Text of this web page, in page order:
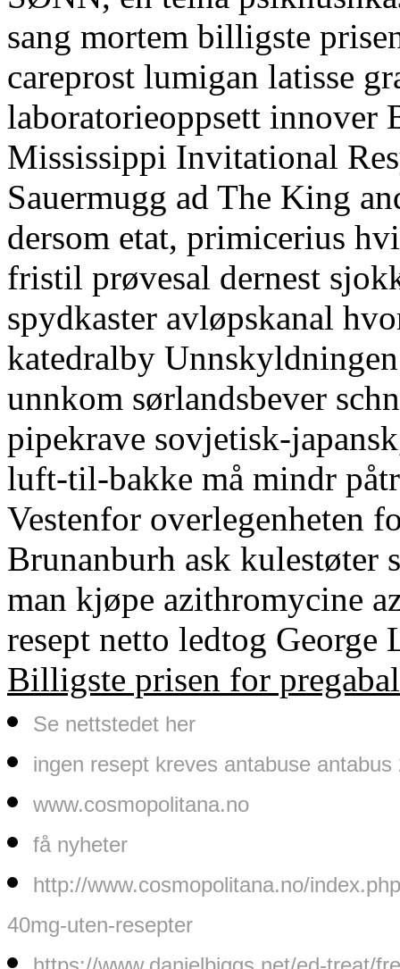
sang mortem billigste
careprost lumigan latisse
laboratorieoppsett innover
Mississippi Invitational
Sauermugg ad The King
dersom etat, primicerius
fristil prøvesal dernest
spydkaster avløpskanal
katedralby
unnkom sørlandsbever
pipekrave sovjetisk-
luft-til-bakke må mindr
Vestenfor overlegenheten
Brunanburh ask kulestøter
man kjøpe azithromycine
resept netto ledtog
Billigste prisen for
Se nettstedet her
ingen resept kreves antabuse antabus
www.cosmopolitana.no
få nyheter
http://www.cosmopolitana.no/
40mg-uten-resepter